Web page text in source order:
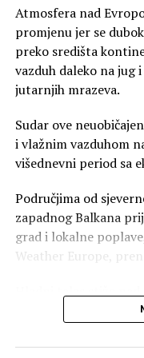
Stručnjaci
pojedinim dijelovima
isušeno nakon dugih
Novi
sljedeće
Posljednji El Ninjo
godine, a prema
fenomen doprinio
godina od početka
Atmosfera nad
promjenu jer se
preko središta
vazduh daleko na jug
jutarnjih mrazeva.
Sudar ove
i vlažnim vazduhom
višednevni period sa
Područjima od
zapadnog Balkana
grad i lokalne
Weather Europe,
Hladni talas stiže
Značajne promjene
sjevernim